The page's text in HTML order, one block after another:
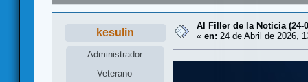
kesulin
Administrador
Veterano
Al Filler de la Noticia (24-
« en: 24 de Abril de 2026,